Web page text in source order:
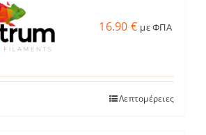
16.90 € με ΦΠΑ
Λεπτομέρειες